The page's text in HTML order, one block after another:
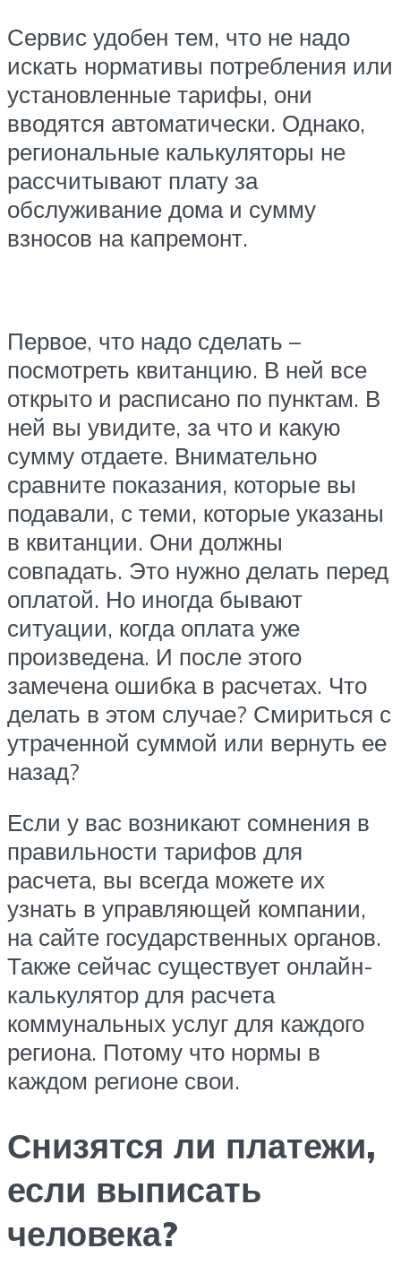
Сервис удобен тем, что не надо
искать нормативы потребления или
установленные тарифы, они
вводятся автоматически. Однако,
региональные калькуляторы не
рассчитывают плату за
обслуживание дома и сумму
взносов на капремонт.
Первое, что надо сделать –
посмотреть квитанцию. В ней все
открыто и расписано по пунктам. В
ней вы увидите, за что и какую
сумму отдаете. Внимательно
сравните показания, которые вы
подавали, с теми, которые указаны
в квитанции. Они должны
совпадать. Это нужно делать перед
оплатой. Но иногда бывают
ситуации, когда оплата уже
произведена. И после этого
замечена ошибка в расчетах. Что
делать в этом случае? Смириться с
утраченной суммой или вернуть ее
назад?
Если у вас возникают сомнения в
правильности тарифов для
расчета, вы всегда можете их
узнать в управляющей компании,
на сайте государственных органов.
Также сейчас существует онлайн-
калькулятор для расчета
коммунальных услуг для каждого
региона. Потому что нормы в
каждом регионе свои.
Снизятся ли платежи,
если выписать
человека?